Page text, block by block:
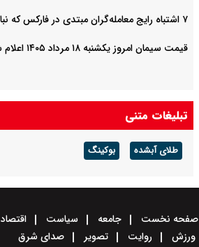
۷ اشتباه رایج معامله‌گران مبتدی در فارکس که نباید مرتکب شوید
قیمت سیمان امروز یکشنبه ۱۸ مرداد ۱۴۰۵ اعلام شد + جدول
تبلیغات متنی
طلای آبشده بوکینگ
صفحه نخست جامعه سیاست اقتصاد
ورزش
روایت تصویر صدای شرق